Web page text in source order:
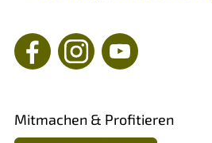
Mitmachen & Profitieren